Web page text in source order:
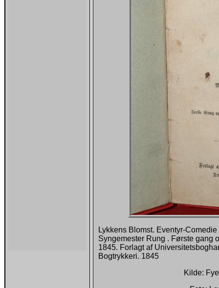
Lykkens Blomst. Eventyr-
Syngemester Rung . Første gang
1845. Forlagt af
Bogtrykkeri. 1845
Kilde: